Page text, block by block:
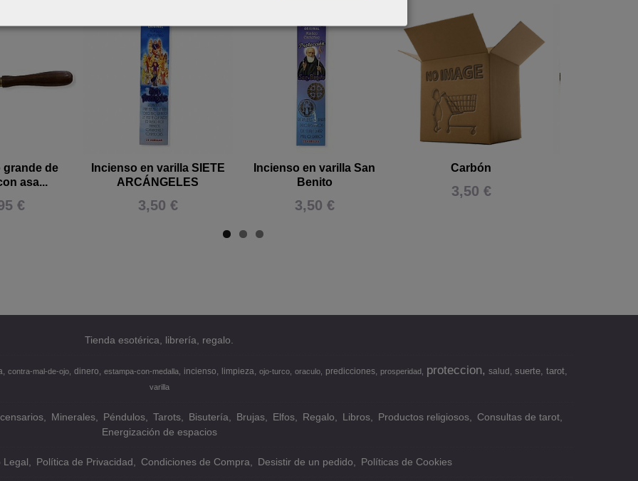
grande de
asa...
€
Incienso en varilla SIETE
ARCÁNGELES
3,50 €
Incienso en varilla San
Benito
3,50 €
Carbón
3,50 €
Tienda esotérica, librería, regalo.
contra-mal-de-ojo dinero estampa-con-medalla incienso limpieza ojo-turco oraculo predicciones prosperidad proteccion salud suerte tarot
varilla
Minerales Péndulos Tarots Bisutería Brujas Elfos Regalo Libros Productos religiosos
Consultas de tarot
Energización de espacios
Legal Política de Privacidad Condiciones de Compra Desistir de un pedido Políticas de Cookies